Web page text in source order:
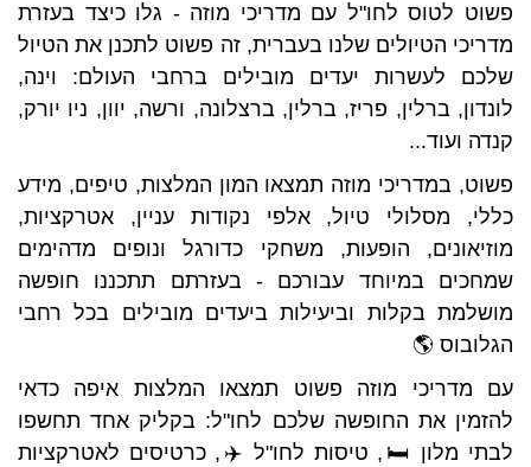
פשוט לטוס לחו"ל עם מדריכי מוזה - גלו כיצד בעזרת
מדריכי הטיולים שלנו בעברית, זה פשוט לתכנן את הטיול
שלכם לעשרות יעדים מובילים ברחבי העולם: וינה,
לונדון, ברלין, פריז, ברלין, ברצלונה, ורשה, יוון, ניו יורק,
קנדה ועוד...
פשוט, במדריכי מוזה תמצאו המון המלצות, טיפים, מידע
כללי, מסלולי טיול, אלפי נקודות עניין, אטרקציות,
מוזיאונים, הופעות, משחקי כדורגל ונופים מדהימים
שמחכים במיוחד עבורכם - בעזרתם תתכננו חופשה
מושלמת בקלות וביעילות ביעדים מובילים בכל רחבי
הגלובוס 🌎
עם מדריכי מוזה פשוט תמצאו המלצות איפה כדאי
להזמין את החופשה שלכם לחו"ל: בקליק אחד תחשפו
לבתי מלון 🛏️, טיסות לחו"ל ✈️, כרטיסים לאטרקציות